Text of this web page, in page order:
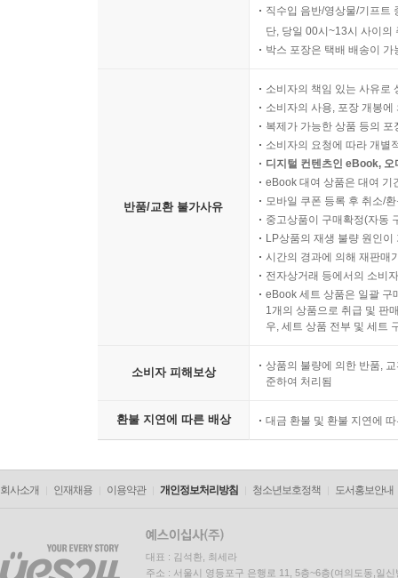
직수입 음반/영상물/기프트
단, 당일 00시~13시 사이의
박스 포장은 택배 배송이
반품/교환 불가사유
소비자의 책임 있는 사유로
소비자의 사용, 포장 개봉
복제가 가능한 상품 등의
소비자의 요청에 따라 개별
디지털 컨텐츠인 eBook,
eBook 대여 상품은 대여 기
모바일 쿠폰 등록 후 취소/
중고상품이 구매확정(자동
LP상품의 재생 불량 원인
시간의 경과에 의해 재판매
전자상거래 등에서의 소비
eBook 세트 상품은 일괄 구
1개의 상품으로 취급 및 판
우, 세트 상품 전부 및 세트
소비자 피해보상
상품의 불량에 의한 반품,
준하여 처리됨
환불 지연에 따른 배상 대금 환불 및 환불 지연에
회사소개 인재채용 이용약관 개인정보처리방침 청소년보호정책 도서홍보안내
대표 : 김석환, 최세라
주소 : 서울시 영등포구 은행로 11, 5층~6층(여의도동,일신